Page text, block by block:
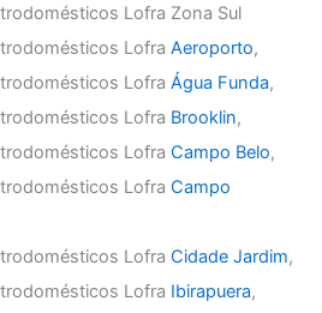
Lofra Zona Sul
LofraAeroporto,
LofraÁgua Funda,
Lofra Brooklin,
LofraCampo Belo,
LofraCampo
LofraCidade Jardim,
Lofra Ibirapuera,